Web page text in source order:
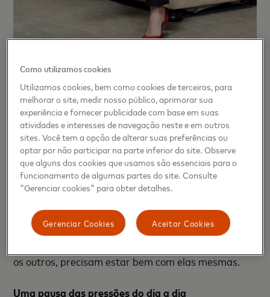
A pandemia ensinou a priorizar o próprio bem-
estar
Durante a pandemia,35%dos brasileiros
afirmaram se concentrar mais no bem-estar
facilitado pela tecnologia e40%em atividades
relaxantes. O foco em cuidar de si mesmos para
consumidores priorizassem o bem-estar mental
(93%), emocional(93%) e físico(91%). As pessoas
os outros, precisam estar bem com elas mesmas.
Uma pausa das pressões do dia a dia
Como utilizamos cookies
Utilizamos cookies, bem como cookies de terceiros, para
melhorar o site, medir nosso público, aprimorar sua
experiência e fornecer publicidade com base em suas
atividades e interesses de navegação neste e em outros
sites. Você tem a opção de alterar suas preferências ou
optar por não participar na parte inferior do site. Observe
que alguns dos cookies que usamos são essenciais para o
funcionamento de algumas partes do site. Consulte
"Gerenciar cookies" para obter detalhes.
Aceitar Cookies
Gerenciar Cookies